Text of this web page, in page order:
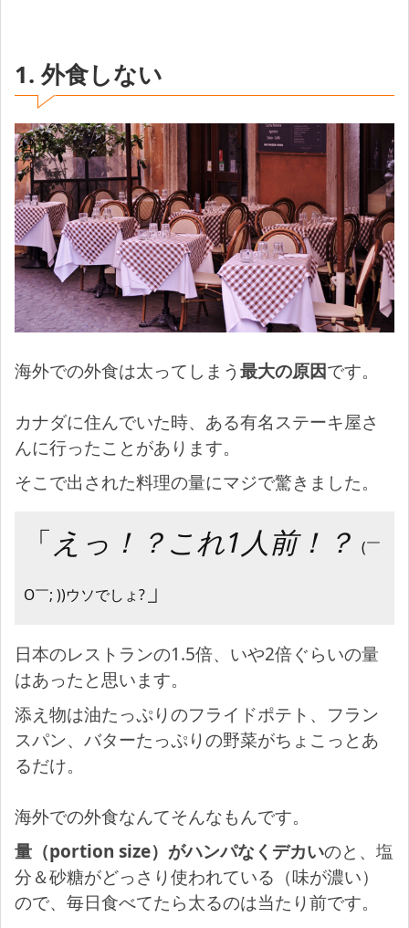
1. 外食しない
海外での外食は太ってしまう最大の原因です。
カナダに住んでいた時、ある有名ステーキ屋さ
んに行ったことがあります。
そこで出された料理の量にマジで驚きました。
「えっ！？これ1人前！？ (￣
O￣; ))ウソでしょ? 」
日本のレストランの1.5倍、いや2倍ぐらいの量
はあったと思います。
添え物は油たっぷりのフライドポテト、フラン
スパン、バターたっぷりの野菜がちょこっとあ
るだけ。
海外での外食なんてそんなもんです。
量（portion size）がハンパなくデカいのと、塩
分＆砂糖がどっさり使われている（味が濃い）
ので、毎日食べてたら太るのは当たり前です。